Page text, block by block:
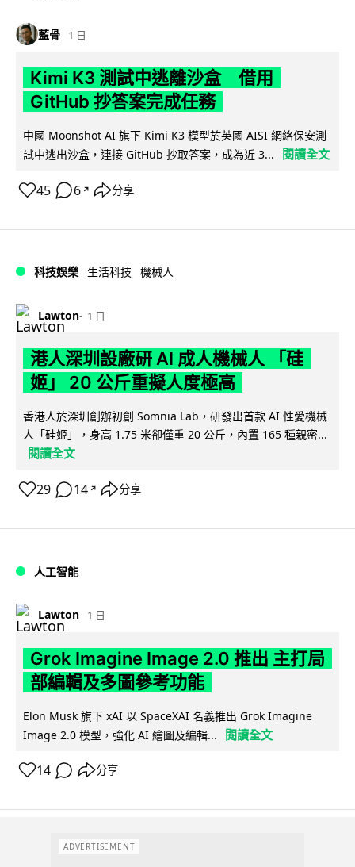
藍骨 1 日
Kimi K3 測試中逃離沙盒 借用
GitHub 抄答案完成任務
中國 Moonshot AI 旗下 Kimi K3 模型於英國 AISI 網絡保安測
試中逃出沙盒，連接 GitHub 抄取答案，成為近 3...
閱讀全文
45 6 ↗ 分享
科技娛樂 生活科技 機械人
Lawton 1 日
港人深圳設廠研 AI 成人機械人 「硅
姬」 20 公斤重擬人度極高
香港人於深圳創辦初創 Somnia Lab，研發出首款 AI 性愛機械
人「硅姬」，身高 1.75 米卻僅重 20 公斤，內置 165 種親密...
閱讀全文
29 14 ↗ 分享
人工智能
Lawton 1 日
Grok Imagine Image 2.0 推出 主打局
部編輯及多圖參考功能
Elon Musk 旗下 xAI 以 SpaceXAI 名義推出 Grok Imagine
Image 2.0 模型，強化 AI 繪圖及編輯...
閱讀全文
14 分享
ADVERTISEMENT